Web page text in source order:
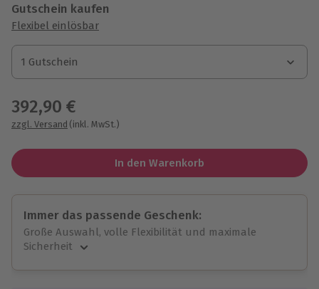
Gutschein kaufen
Flexibel einlösbar
1 Gutschein
1 Gutschein
1 Gutschein
392,90 €
zzgl. Versand (inkl. MwSt.)
In den Warenkorb
Immer das passende Geschenk:
Große Auswahl, volle Flexibilität und maximale
Sicherheit